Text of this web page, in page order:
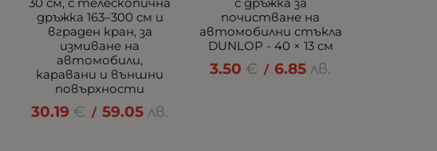
дръжка 163–300 см и
вграден кран, за
измиване на
автомобили,
каравани и външни
повърхности
30.19 € / 59.05 лв.
почистване на
автомобилни стъкла
DUNLOP - 40 × 13 см
3.50 € / 6.85 лв.